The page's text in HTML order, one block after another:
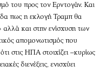
του προς τον Ερντογάν. Και
πως η εκλογή Τραμπ θα
αλλά και στην ενίσχυση των
απομονωτισμός που
στις ΗΠΑ στοιχίζει –κυρίως
διενέξεις, ενισχύει